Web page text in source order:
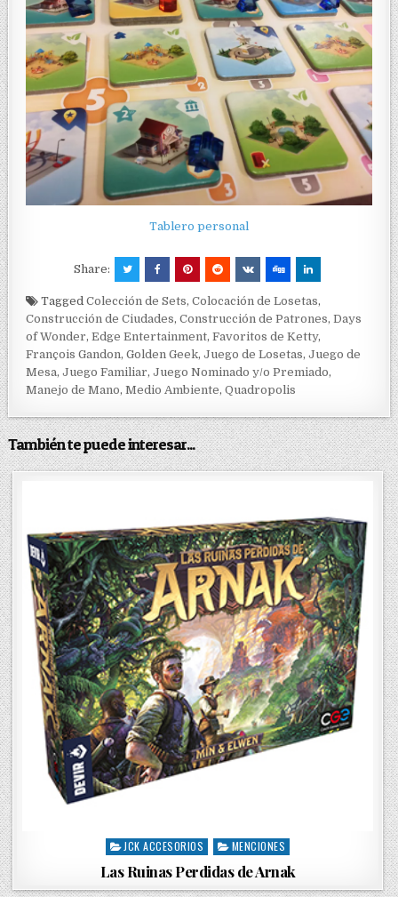
Tablero personal
Share:
TaggedColección de Sets,Colocación de Losetas,
Construcción de Ciudades,Construcción de Patrones,Days
of Wonder,Edge Entertainment,Favoritos de Ketty,
François Gandon,Golden Geek,Juego de Losetas,Juego de
Mesa,Juego Familiar,Juego Nominado y/o Premiado,
Manejo de Mano,Medio Ambiente,Quadropolis
También te puede interesar...
P
o
JCK ACCESORIOS MENCIONES
Las Ruinas Perdidas de Arnak